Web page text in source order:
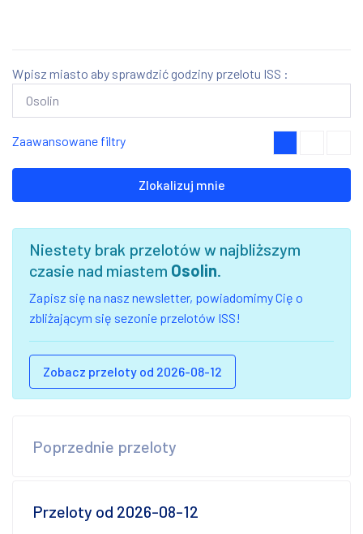
Wpisz miasto aby sprawdzić godziny przelotu ISS :
Zaawansowane filtry
Zlokalizuj mnie
Niestety brak przelotów w najbliższym
czasie nad miastem Osolin.
Zapisz się na nasz newsletter, powiadomimy Cię o
zbliżającym się sezonie przelotów ISS!
Zobacz przeloty od 2026-08-12
Poprzednie przeloty
Przeloty od 2026-08-12